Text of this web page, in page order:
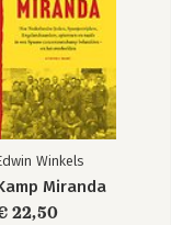
Winkels
Miranda
22,50